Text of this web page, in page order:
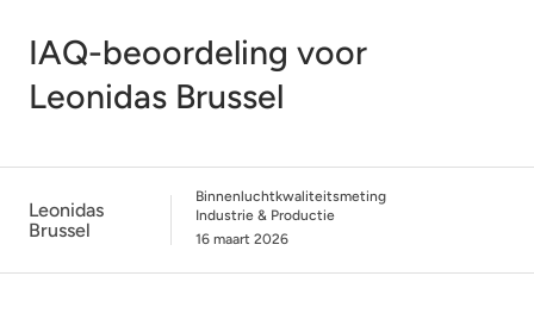
IAQ-beoordeling voor
Leonidas Brussel
Leonidas
Brussel
Binnenluchtkwaliteitsmeting
Industrie & Productie
16 maart 2026